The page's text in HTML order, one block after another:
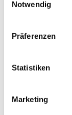
gelistet.
Notwendig
Präferenzen
Statistiken
Marketing